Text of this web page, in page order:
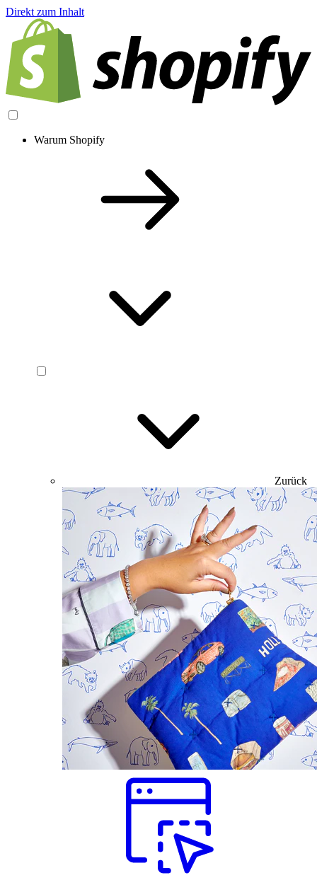
Direkt zum Inhalt
Warum Shopify
Zurück